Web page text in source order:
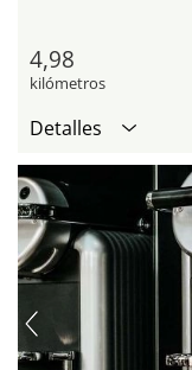
4,98
kilómetros
Detalles